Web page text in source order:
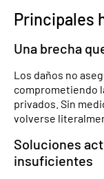
Principales
Una brecha
Los daños no
comprometiendo
privados. Sin
volverse
Soluciones
insuficientes